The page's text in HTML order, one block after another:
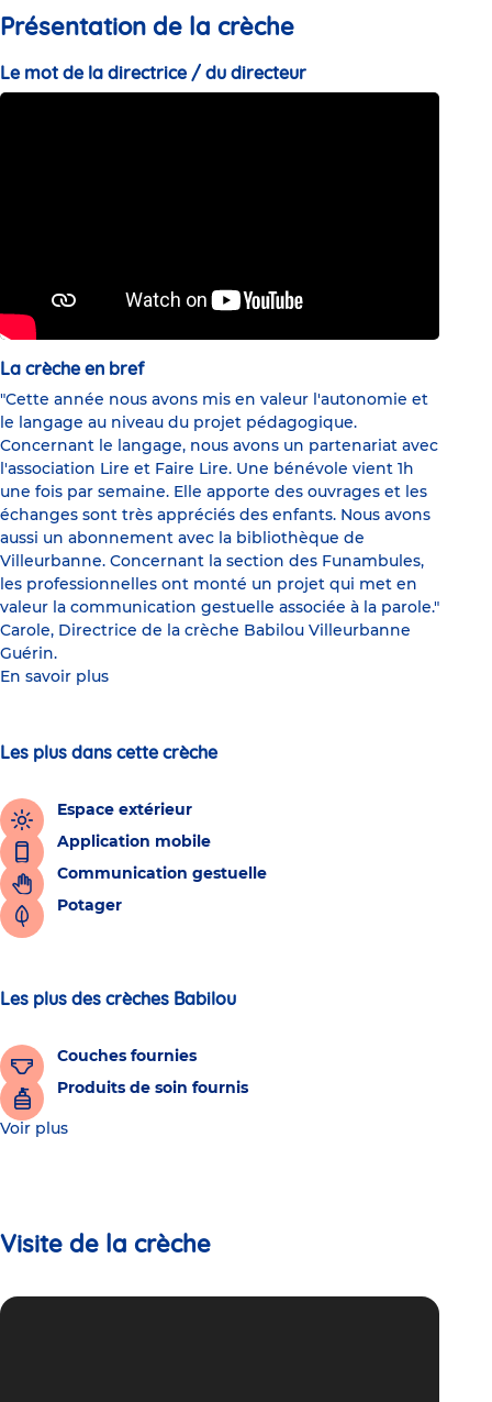
Présentation de la crèche
Le mot de la directrice / du directeur
La crèche en bref
"Cette année nous avons mis en valeur l'autonomie et
le langage au niveau du projet pédagogique.
Concernant le langage, nous avons un partenariat avec
l'association Lire et Faire Lire. Une bénévole vient 1h
une fois par semaine. Elle apporte des ouvrages et les
échanges sont très appréciés des enfants. Nous avons
aussi un abonnement avec la bibliothèque de
Villeurbanne. Concernant la section des Funambules,
les professionnelles ont monté un projet qui met en
valeur la communication gestuelle associée à la parole."
Carole, Directrice de la crèche Babilou Villeurbanne
Guérin.
En savoir plus
Les plus dans cette crèche
Espace extérieur
Application mobile
Communication gestuelle
Potager
Les plus des crèches Babilou
Couches fournies
Produits de soin fournis
Voir plus
Visite de la crèche